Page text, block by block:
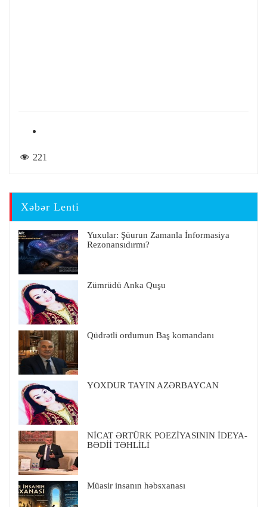
221
Xəbər Lenti
Yuxular: Şüurun Zamanla İnformasiya
Rezonansıdırmı?
Zümrüdü Anka Quşu
Qüdrətli ordumun Baş komandanı
YOXDUR TAYIN AZƏRBAYCAN
NİCAT ƏRTÜRK POEZİYASININ İDEYA-
BƏDİİ TƏHLİLİ
Müasir insanın həbsxanası